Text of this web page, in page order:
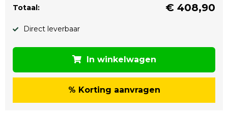
Totaal: € 408,90
Direct leverbaar
In winkelwagen
% Korting aanvragen